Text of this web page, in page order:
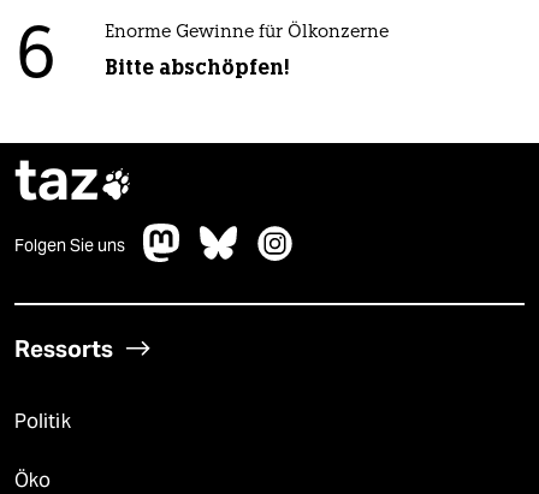
6 Enorme Gewinne für Ölkonzerne
Bitte abschöpfen!
taz
Folgen Sie uns
Ressorts
Politik
Öko